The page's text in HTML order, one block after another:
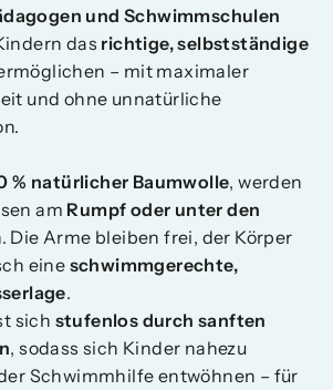
und Schwimmschulen
das richtige, selbstständige
– mit maximaler
und ohne unnatürliche
% natürlicher Baumwolle, werden
am Rumpf oder unter den
Die Arme bleiben frei, der Körper
eine schwimmgerechte,
.
sich stufenlos durch sanften
, sodass sich Kinder nahezu
Schwimmhilfe entwöhnen – für